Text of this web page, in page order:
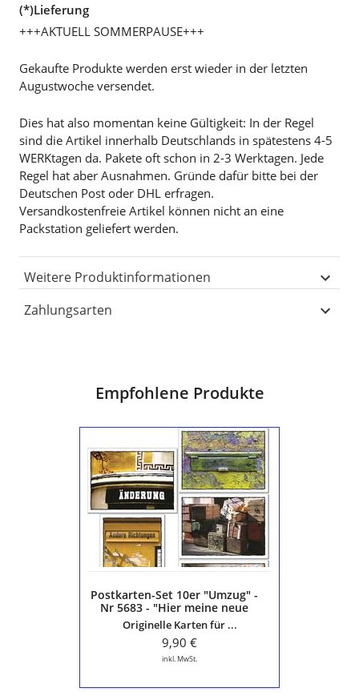
(*)Lieferung
+++AKTUELL SOMMERPAUSE+++
Gekaufte Produkte werden erst wieder in der letzten
Augustwoche versendet.
Dies hat also momentan keine Gültigkeit: In der Regel
sind die Artikel innerhalb Deutschlands in spätestens 4-5
WERKtagen da. Pakete oft schon in 2-3 Werktagen. Jede
Regel hat aber Ausnahmen. Gründe dafür bitte bei der
Deutschen Post oder DHL erfragen.
Versandkostenfreie Artikel können nicht an eine
Packstation geliefert werden.
Weitere Produktinformationen
Zahlungsarten
Empfohlene Produkte
Set
10er
"Umzug"
-
Nr
5683
"Hier
neue
Adresse"
Postkarten-Set 10er "Umzug" -
Nr 5683 - "Hier meine neue
Adresse" - von tom bäcker
Originelle Karten für ...
9,90 €
inkl. MwSt.